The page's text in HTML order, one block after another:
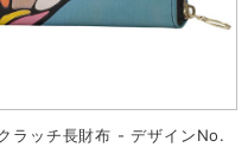
クラッチ長財布 - デザインNo.